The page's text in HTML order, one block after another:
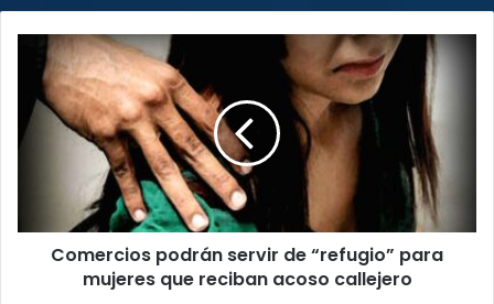
Comercios
podrán
servir
de
“refugio”
reciban
acosoComercios podrán servir de “refugio” para
mujeres que reciban acoso callejero